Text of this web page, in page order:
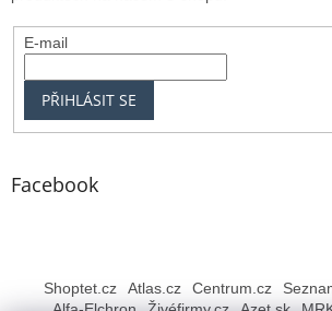
E-mail
PŘIHLÁSIT SE
Facebook
Shoptet.cz Atlas.cz Centrum.cz